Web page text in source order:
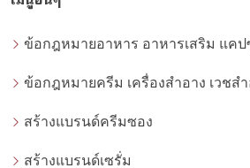
ข้อกฎหมายอาหาร อาหารเสริม แค
ข้อกฎหมายครีม เครื่องสำอาง เวชสำ
สร้างแบรนด์ครีมซอง
สร้างแบรนด์เซรั่ม